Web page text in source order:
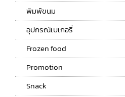
พิมพ์ขนม
อุปกรณ์เบเกอรี่
Frozen food
Promotion
Snack